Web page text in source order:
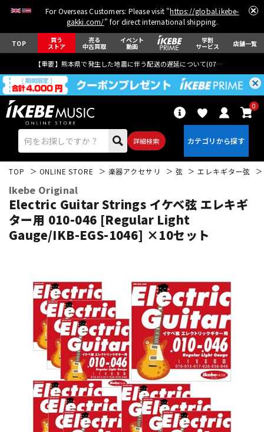
For Overseas Customers: Please visit "https://global.ikebe-
gakki.com/" for direct international shipping.
TOP 買う
ストア
売る
中古買取
イベント
動画
学割
サービス 店舗一覧
【重要】熊本県で発生した地震に伴う配送の遅延について(07月29日
詳細検索
0
エレキギター アコギ/エレアコ
ベース ウクレレ
ドラム パーカッション
キーボード 電子ピアノ
管楽器 その他楽器
TOP ONLINE STORE 楽器アクセサリ 弦 エレキギター弦
Ikebe Original
Electric Guitar Strings イケベ弦 エレキギ
ター用 010-046 [Regular Light
Gauge/IKB-EGS-1046] ×10セット